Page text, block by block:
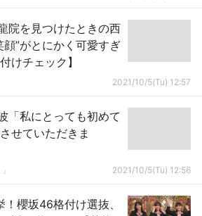
院を見つけたときの西
”がとにかく可愛すぎ
けチェック】
2021/10/5(Tu) 12:57
「私にとっても初めて
せていただきま
2021/10/5(Tu) 12:56
！櫻坂46格付け選抜、